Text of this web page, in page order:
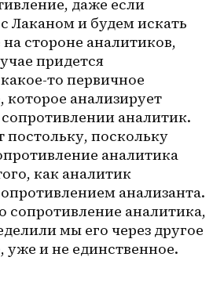
даже если
Лаканом и будем искать
стороне аналитиков,
придется
то первичное
которое анализирует
аналитик.
постольку, поскольку
аналитика
как аналитик
анализанта.
сопротивление аналитика,
мы его через другое
и не единственное.